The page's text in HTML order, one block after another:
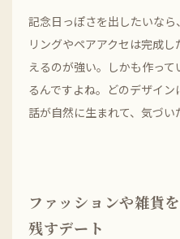
記念日っぽさを出したいな
リングやペアアクセは完成
えるのが強い。しかも作っ
るんですよね。どのデザイ
話が自然に生まれて、気づい
ファッションや雑貨
残すデート